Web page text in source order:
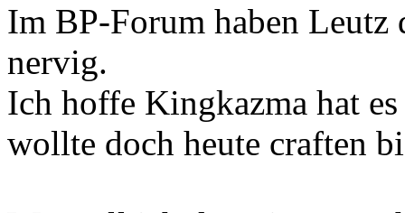
Im BP-Forum haben Leutz
nervig.
Ich hoffe Kingkazma hat
wollte doch heute craften